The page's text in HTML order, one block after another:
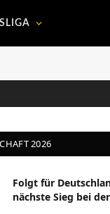
2026
Folgt für
nächste Sieg bei